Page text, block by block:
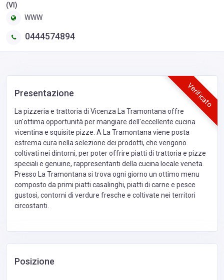
(VI)
WWW
0444574894
Verificato
Presentazione
La pizzeria e trattoria di Vicenza La Tramontana offre
un'ottima opportunità per mangiare dell'eccellente cucina
vicentina e squisite pizze. A La Tramontana viene posta
estrema cura nella selezione dei prodotti, che vengono
coltivati nei dintorni, per poter offrire piatti di trattoria e pizze
speciali e genuine, rappresentanti della cucina locale veneta.
Presso La Tramontana si trova ogni giorno un ottimo menu
composto da primi piatti casalinghi, piatti di carne e pesce
gustosi, contorni di verdure fresche e coltivate nei territori
circostanti.
Posizione